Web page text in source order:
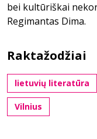
bei kultūriškai
Regimantas Dima.
Raktažodžiai
lietuvių literatūra
Vilnius